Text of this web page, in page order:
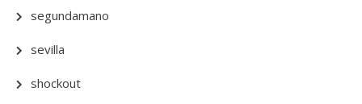
segundamano
sevilla
shockout